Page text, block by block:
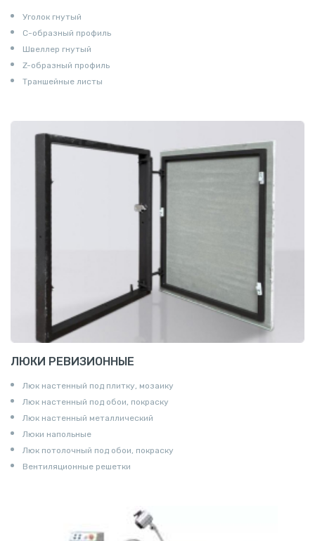
Уголок гнутый
С-образный профиль
Швеллер гнутый
Z-образный профиль
Траншейные листы
ЛЮКИ РЕВИЗИОННЫЕ
Люк настенный под плитку, мозаику
Люк настенный под обои, покраску
Люк настенный металлический
Люки напольные
Люк потолочный под обои, покраску
Вентиляционные решетки